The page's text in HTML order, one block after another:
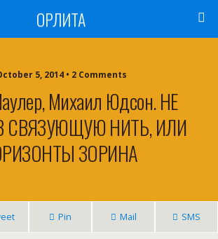
ОРЛИТА
5, 2014 • 2 Comments
Михаил Юдсон. НЕ
СВЯЗУЮЩУЮ НИТЬ, ИЛИ
ЗОРИНА
Pin Mail SMS